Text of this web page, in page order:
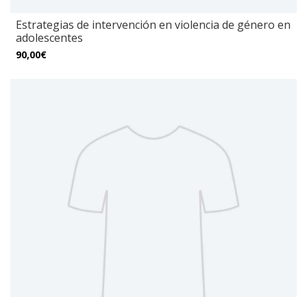
Estrategias de intervención en violencia de género en
adolescentes
90,00€